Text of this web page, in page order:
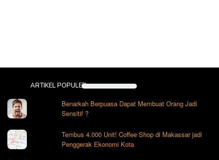
ARTIKEL POPULER
Benarkah Berpuasa Dapat Membuat Orang Jadi
Sensitif ?
Tembus 4.000 Unit! Coffee Shop di Makassar jadi
Penggerak Ekonomi Kota